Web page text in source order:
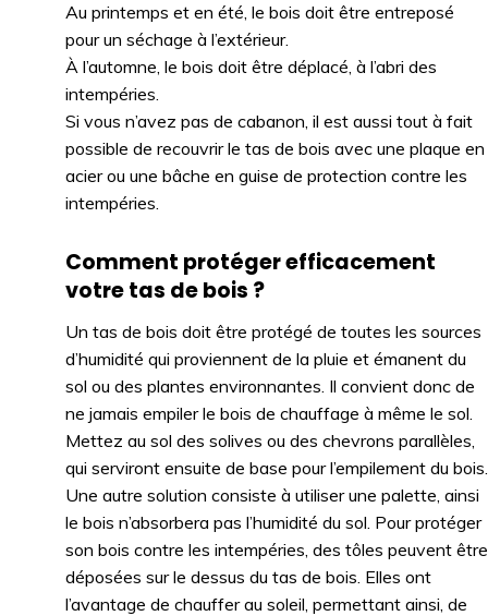
Au printemps et en été, le bois doit être entreposé
pour un séchage à l’extérieur.
À l’automne, le bois doit être déplacé, à l’abri des
intempéries.
Si vous n’avez pas de cabanon, il est aussi tout à fait
possible de recouvrir le tas de bois avec une plaque en
acier ou une bâche en guise de protection contre les
intempéries.
Comment protéger efficacement
votre tas de bois ?
Un tas de bois doit être protégé de toutes les sources
d’humidité qui proviennent de la pluie et émanent du
sol ou des plantes environnantes. Il convient donc de
ne jamais empiler le bois de chauffage à même le sol.
Mettez au sol des solives ou des chevrons parallèles,
qui serviront ensuite de base pour l’empilement du bois.
Une autre solution consiste à utiliser une palette, ainsi
le bois n’absorbera pas l’humidité du sol. Pour protéger
son bois contre les intempéries, des tôles peuvent être
déposées sur le dessus du tas de bois. Elles ont
l’avantage de chauffer au soleil, permettant ainsi, de